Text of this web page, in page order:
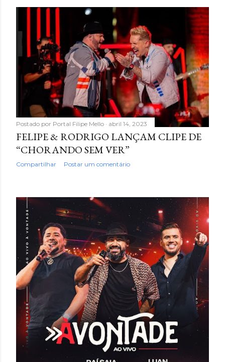
Postado por Portal Filipe Mello abril 14, 2023
FELIPE & RODRIGO LANÇAM CLIPE DE
“CHORANDO SEM VER”
Compartilhar Postar um comentário